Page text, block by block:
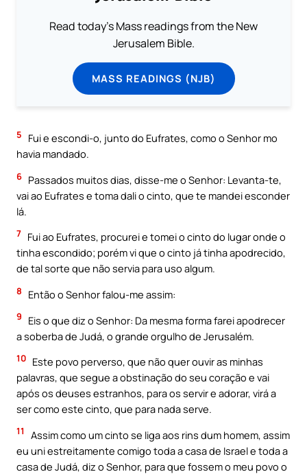
Read today's Mass readings from the New
Jerusalem Bible.
MASS READINGS (NJB)
5
Fui e escondi-o, junto do Eufrates, como o Senhor mo
havia mandado.
6 Passados muitos dias, disse-me o Senhor: Levanta-te,
vai ao Eufrates e toma dali o cinto, que te mandei esconder
lá.
7 Fui ao Eufrates, procurei e tomei o cinto do lugar onde o
tinha escondido; porém vi que o cinto já tinha apodrecido,
de tal sorte que não servia para uso algum.
8 Então o Senhor falou-me assim:
9
Eis o que diz o Senhor: Da mesma forma farei apodrecer
a soberba de Judá, o grande orgulho de Jerusalém.
10 Este povo perverso, que não quer ouvir as minhas
palavras, que segue a obstinação do seu coração e vai
após os deuses estranhos, para os servir e adorar, virá a
ser como este cinto, que para nada serve.
11
Assim como um cinto se liga aos rins dum homem, assim
eu uni estreitamente comigo toda a casa de Israel e toda a
casa de Judá, diz o Senhor, para que fossem o meu povo o